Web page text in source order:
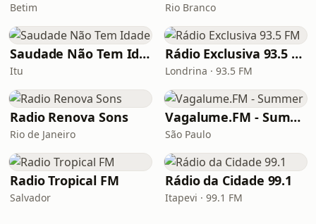
Betim Rio Branco
Saudade Não Tem Idade
Itu
Rádio Exclusiva 93.5 FM
Londrina · 93.5 FM
Radio Renova Sons
Rio de Janeiro
Vagalume.FM - Summer
São Paulo
Radio Tropical FM
Salvador
Rádio da Cidade 99.1
Itapevi · 99.1 FM